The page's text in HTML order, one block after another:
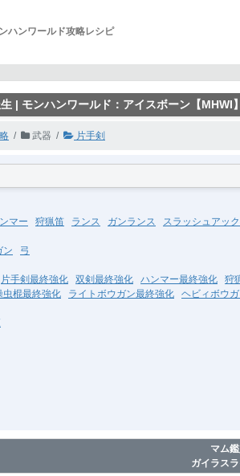
ハンワールド攻略レシピ
| モンハンワールド：アイスボーン【MHWI】
武器 片手剣
マー 狩猟笛 ランス ガンランス スラッシュアッ
ン
弓
片手剣最終強化 双剣最終強化 ハンマー最終強化 狩
虫棍最終強化 ライトボウガン最終強化 ヘビィボウ
マム
ガイラス